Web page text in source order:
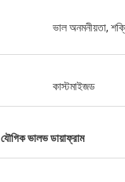
ভাল অনমনীয়তা,
কাস্টমাইজড
যৌগিক ভালভ ডায়াফ্রাম